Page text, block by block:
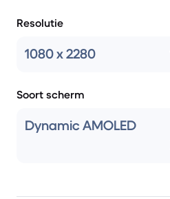
Resolutie
1080 x 2280
Soort scherm
Dynamic AMOLED